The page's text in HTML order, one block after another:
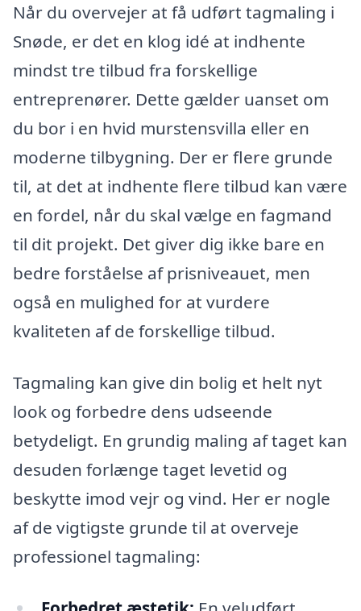
Når du overvejer at få udført tagmaling i
Snøde, er det en klog idé at indhente
mindst tre tilbud fra forskellige
entreprenører. Dette gælder uanset om
du bor i en hvid murstensvilla eller en
moderne tilbygning. Der er flere grunde
til, at det at indhente flere tilbud kan være
en fordel, når du skal vælge en fagmand
til dit projekt. Det giver dig ikke bare en
bedre forståelse af prisniveauet, men
også en mulighed for at vurdere
kvaliteten af de forskellige tilbud.
Tagmaling kan give din bolig et helt nyt
look og forbedre dens udseende
betydeligt. En grundig maling af taget kan
desuden forlænge taget levetid og
beskytte imod vejr og vind. Her er nogle
af de vigtigste grunde til at overveje
professionel tagmaling: